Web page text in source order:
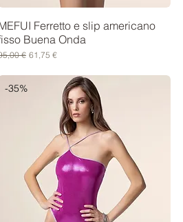
Ferretto e slip americano
Buena Onda
regolare
€ Prezzo scontato
61,75 €
-35%